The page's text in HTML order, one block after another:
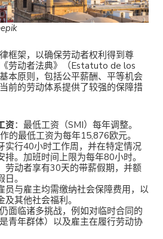
框架，以确保劳动者权利得到尊
劳动者法典》（Estatuto de los
本原则，包括公平薪酬、平等机会
前的劳动体系提供了较强的保障措
资：最低工资（SMI）每年调整。
的最低工资为每年15,876欧元。
实行40小时工作周，并在特定情况
排。加班时间上限为每年80小时。
劳动者享有30天的带薪假期，并额
。
员与雇主均需缴纳社会保障费用，以
其他社会福利。
面临诸多挑战，例如对临时合同的
青年群体）以及雇主在履行劳动协